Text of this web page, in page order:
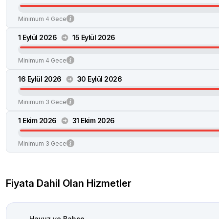
Minimum 4 Gece
1 Eylül 2026 15 Eylül 2026
Minimum 4 Gece
16 Eylül 2026 30 Eylül 2026
Minimum 3 Gece
1 Ekim 2026 31 Ekim 2026
Minimum 3 Gece
Fiyata Dahil Olan Hizmetler